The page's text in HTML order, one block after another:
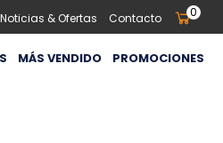
Noticias & Ofertas Contacto 0
MÁS VENDIDO PROMOCIONES